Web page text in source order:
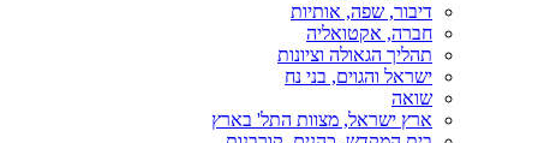
דיבור, שפה, אותיות
חברה, אקטואליה
תהליך הגאולה וציונות
ישראל והגוים, בני נח
שואה
ארץ ישראל, מצוות התל' בארץ